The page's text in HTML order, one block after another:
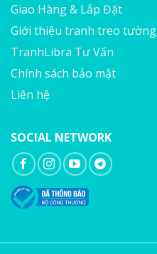
Giao Hàng & Lắp Đặt
Giới thiệu tranh treo tường
TranhLibra Tư Vấn
Chính sách bảo mật
Liên hệ
SOCIAL NETWORK